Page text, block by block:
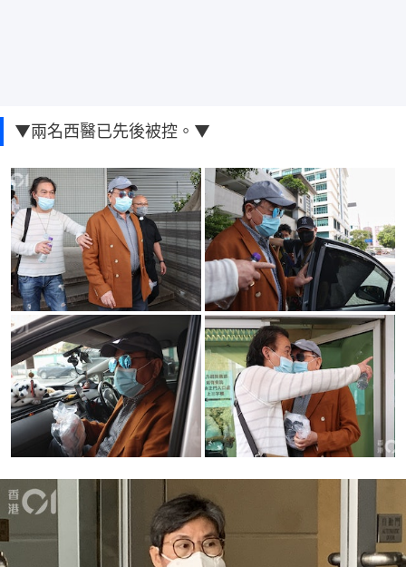
▼兩名西醫已先後被控。▼